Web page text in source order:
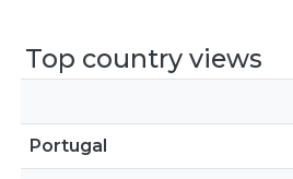
Top country views
Portugal